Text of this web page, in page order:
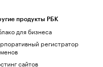
продукты РБК
для бизнеса
регистратор
сайтов